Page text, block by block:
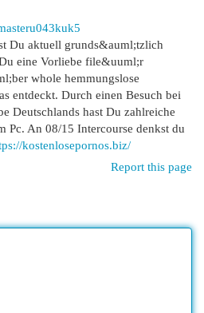
Du aktuell grunds&auml;tzlich
eine Vorliebe file&uuml;r
whole hemmungslose
entdeckt. Durch einen Besuch bei
Deutschlands hast Du zahlreiche
Pc. An 08/15 Intercourse denkst du
kostenlosepornos.biz/
Report this page